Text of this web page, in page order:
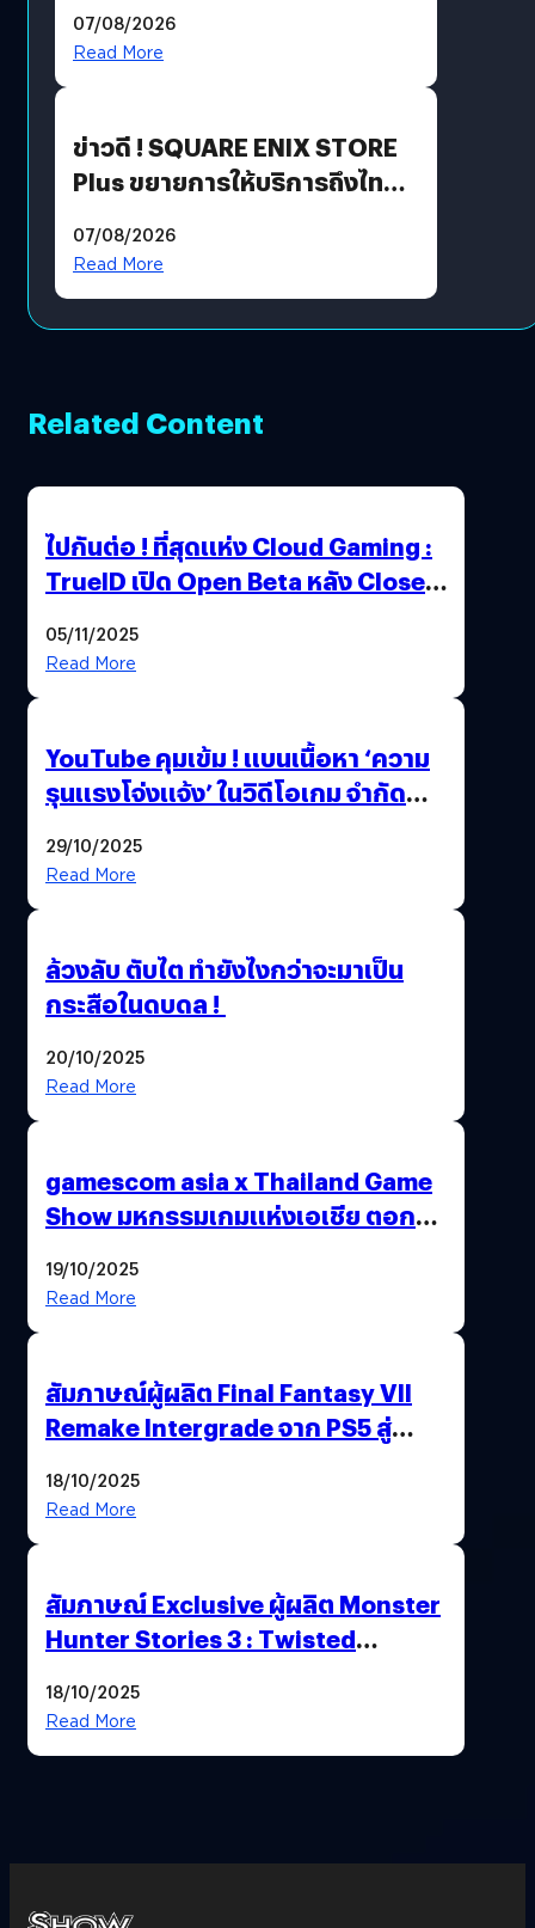
07/08/2026
Read More
ข่าวดี ! SQUARE ENIX STORE
Plus ขยายการให้บริการถึงไทย
โดยตรง
07/08/2026
Read More
Related Content
ไปกันต่อ ! ที่สุดแห่ง Cloud Gaming :
TrueID เปิด Open Beta หลัง Close
Thailand Game Show 2025 ทะลุ 15
05/11/2025
Read More
YouTube คุมเข้ม ! แบนเนื้อหา ‘ความ
รุนแรงโจ่งแจ้ง’ ในวิดีโอเกม จำกัด
29/10/2025
Read More
ล้วงลับ ตับไต ทำยังไงกว่าจะมาเป็น
กระสือในดบดล !
20/10/2025
Read More
gamescom asia x Thailand Game
Show มหกรรมเกมแห่งเอเชีย ตอกย้ำ
พาณิชย์ร่วมชูความสำเร็จ
19/10/2025
Read More
สัมภาษณ์ผู้ผลิต Final Fantasy VII
Remake Intergrade จาก PS5 สู่
18/10/2025
Read More
สัมภาษณ์ Exclusive ผู้ผลิต Monster
Hunter Stories 3 : Twisted
สวยฉ่ำ !
18/10/2025
Read More